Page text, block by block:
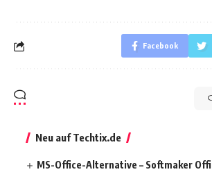
Facebook
Neu auf Techtix.de
MS-Office-Alternative – Softmaker